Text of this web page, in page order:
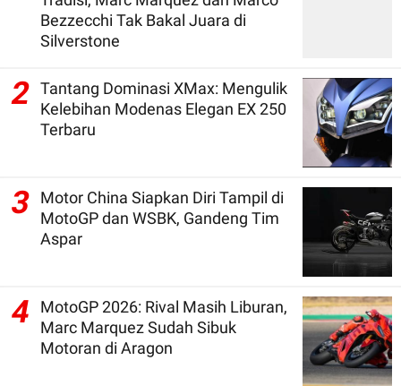
Bezzecchi Tak Bakal Juara di
Silverstone
2 Tantang Dominasi XMax: Mengulik
Kelebihan Modenas Elegan EX 250
Terbaru
3
Motor China Siapkan Diri Tampil di
MotoGP dan WSBK, Gandeng Tim
Aspar
4
MotoGP 2026: Rival Masih Liburan,
Marc Marquez Sudah Sibuk
Motoran di Aragon